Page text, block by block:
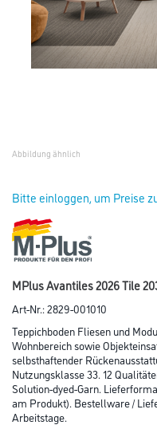
Abbildung ähnlich
Bitte einloggen, um Preise
MPlus Avantiles 2026 Tile
Art-Nr.:2829-001010
Teppichboden Fliesen und
Wohnbereich sowie
selbsthaftender
Nutzungsklasse 33. 12
Solution-dyed-Garn.
am Produkt). Bestellware /
Arbeitstage.